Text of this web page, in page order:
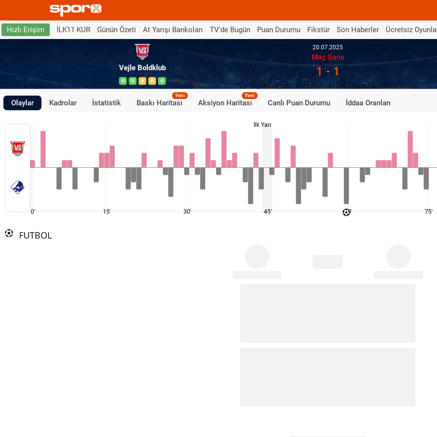
Hızlı Erişim İLK11 KUR Günün Özeti At Yarışı Bankoları TV'de Bugün Puan Durumu Fikstür Son Haberler Ücretsiz
Vejle Boldklub
G G B B G
20.07.2025
Maç Sonu
1 - 1
Olaylar Kadrolar İstatistik Baskı Haritası
Yeni
Aksiyon Haritası
Yeni
Canlı Puan Durumu İddaa Oranları
0' 15' 30'
İlk Yarı
45' 60' 75'
FUTBOL